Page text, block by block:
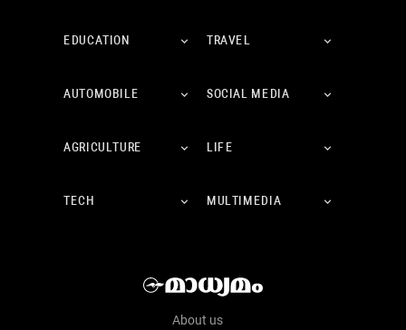
EDUCATION TRAVEL
AUTOMOBILE SOCIAL MEDIA
AGRICULTURE LIFE
TECH MULTIMEDIA
About us